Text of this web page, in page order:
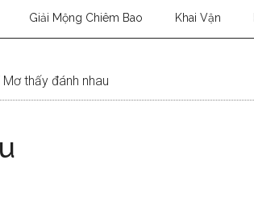
Giải Mộng Chiêm Bao Khai Vận
Mơ thấy đánh nhau